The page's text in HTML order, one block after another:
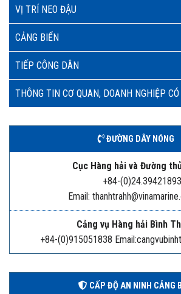
VỊ TRÍ NEO ĐẬU
CẢNG BIỂN
TIẾP CÔNG DÂN
THÔNG TIN CƠ QUAN, DOANH NGHIỆP
ĐƯỜNG DÂY NÓNG
Cục Hàng hải và Đường
+84-(0)24.39421893
Email:
Cảng vụ Hàng hải Bình
+84-(0)915051838
CẤP ĐỘ AN NINH CẢNG